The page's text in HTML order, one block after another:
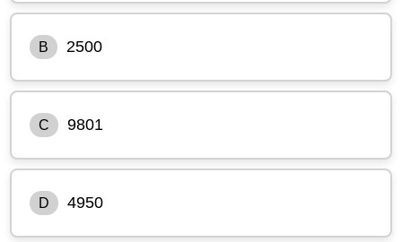
B 2500
C 9801
D 4950